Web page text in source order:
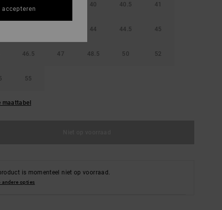
40 40.5 41
44 44.5 45
46.5 47 48.5 50 52
55
maattabel
is momenteel niet op voorraad.
andere opties
accepteren